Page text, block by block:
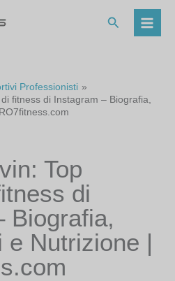
Cerca
Professionisti
fitness di Instagram – Biografia,
Top
di
Biografia,
e Nutrizione |